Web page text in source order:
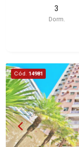
- Alto da Boa
Santa Úrsula.
3
Dorm.
Cód. 14981